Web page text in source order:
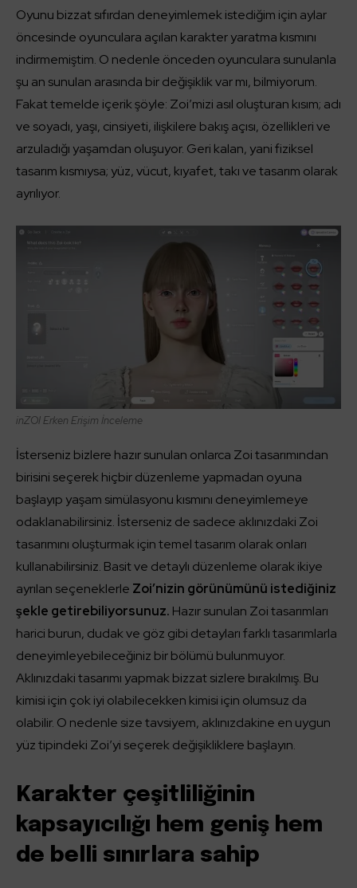
Oyunu bizzat sıfırdan deneyimlemek istediğim için aylar
öncesinde oyunculara açılan karakter yaratma kısmını
indirmemiştim. O nedenle önceden oyunculara sunulanla
şu an sunulan arasında bir değişiklik var mı, bilmiyorum.
Fakat temelde içerik şöyle: Zoi’mizi asıl oluşturan kısım; adı
ve soyadı, yaşı, cinsiyeti, ilişkilere bakış açısı, özellikleri ve
arzuladığı yaşamdan oluşuyor. Geri kalan, yani fiziksel
tasarım kısmıysa; yüz, vücut, kıyafet, takı ve tasarım olarak
ayrılıyor.
inZOIErken Erişim İnceleme
İsterseniz bizlere hazır sunulan onlarca Zoi tasarımından
birisini seçerek hiçbir düzenleme yapmadan oyuna
başlayıp yaşam simülasyonu kısmını deneyimlemeye
odaklanabilirsiniz. İsterseniz de sadece aklınızdaki Zoi
tasarımını oluşturmak için temel tasarım olarak onları
kullanabilirsiniz. Basit ve detaylı düzenleme olarak ikiye
ayrılan seçeneklerle Zoi’nizin görünümünü istediğiniz
şekle getirebiliyorsunuz. Hazır sunulan Zoi tasarımları
harici burun, dudak ve göz gibi detayları farklı tasarımlarla
deneyimleyebileceğiniz bir bölümü bulunmuyor.
Aklınızdaki tasarımı yapmak bizzat sizlere bırakılmış. Bu
kimisi için çok iyi olabilecekken kimisi için olumsuz da
olabilir. O nedenle size tavsiyem, aklınızdakine en uygun
yüz tipindeki Zoi’yi seçerek değişikliklere başlayın.
Karakter çeşitliliğinin
kapsayıcılığı hem geniş hem
de belli sınırlara sahip